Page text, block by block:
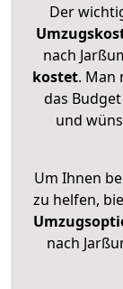
Der
nach
kostet. Man
das
und
Um Ihnen
zu helfen,
nach